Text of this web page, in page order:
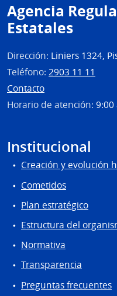
Agencia
Estatales
Dirección: Liniers 1324,
Teléfono: 2903 11 11
Contacto
Horario de atención: 9:00
Institucional
Creación y evolución
Cometidos
Plan estratégico
Estructura del
Normativa
Transparencia
Preguntas frecuentes